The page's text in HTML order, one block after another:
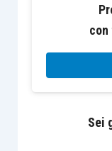
i sistemi.
quali si dirà in
con
Sei